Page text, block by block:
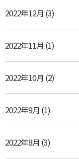
2022年12月 (3)
2022年11月 (1)
2022年10月 (2)
2022年9月 (1)
2022年8月 (3)